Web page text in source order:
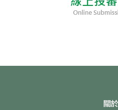
關於